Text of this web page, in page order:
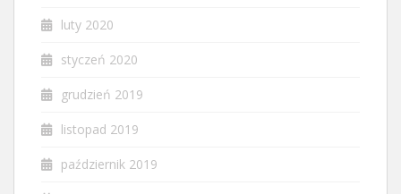
luty 2020
styczeń 2020
grudzień 2019
listopad 2019
październik 2019